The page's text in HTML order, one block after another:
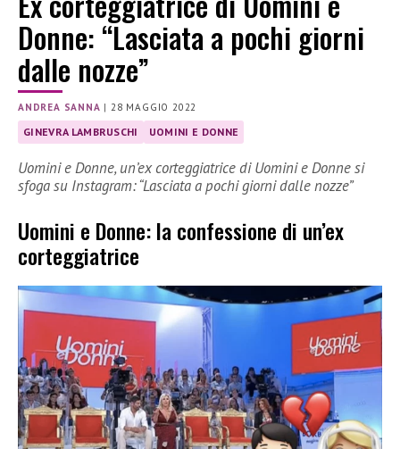
Donne: “Lasciata a pochi giorni
dalle nozze”
ANDREA SANNA |28 MAGGIO 2022
GINEVRA LAMBRUSCHI UOMINI E DONNE
Uomini e Donne, un’ex corteggiatrice di Uomini e Donne si
sfoga su Instagram: “Lasciata a pochi giorni dalle nozze”
Uomini e Donne: la confessione di un’ex
corteggiatrice